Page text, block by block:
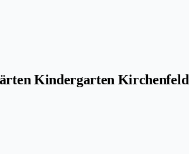
Kindergarten Kirchenfeld